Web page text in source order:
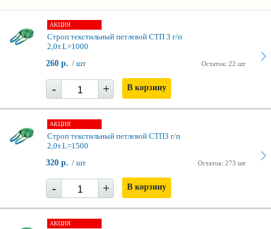
АКЦИЯ
Строп текстильный петлевой СТП 3 г/п
2,0т.L=1000
Остаток: 22 шт
260 р. / шт
- + В корзину
АКЦИЯ
Строп текстильный петлевой СТП3 г/п
2,0т.L=1500
Остаток: 273 шт
320 р. / шт
- + В корзину
АКЦИЯ